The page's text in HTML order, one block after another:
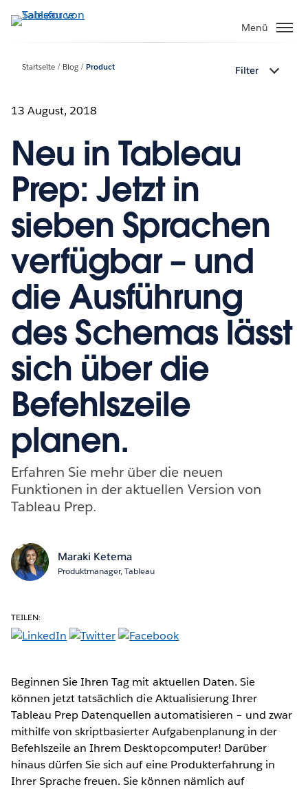
Direkt
zum
Menü
Startseite Blog Product Filter
13 August, 2018
Neu in Tableau
Prep: Jetzt in
sieben Sprachen
verfügbar – und
die Ausführung
des Schemas lässt
sich über die
Befehlszeile
planen.
Erfahren Sie mehr über die neuen
Funktionen in der aktuellen Version von
Tableau Prep.
Maraki Ketema
Produktmanager, Tableau
TEILEN:
Beginnen Sie Ihren Tag mit aktuellen Daten. Sie
können jetzt tatsächlich die Aktualisierung Ihrer
Tableau Prep Datenquellen automatisieren – und zwar
mithilfe von skriptbasierter Aufgabenplanung in der
Befehlszeile an Ihrem Desktopcomputer! Darüber
hinaus dürfen Sie sich auf eine Produkterfahrung in
Ihrer Sprache freuen. Sie können nämlich auf